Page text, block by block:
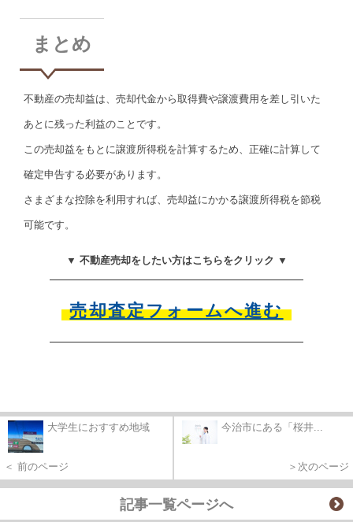
まとめ
不動産の売却益は、売却代金から取得費や譲渡費用を差し引いた
あとに残った利益のことです。
この売却益をもとに譲渡所得税を計算するため、正確に計算して
確定申告する必要があります。
さまざまな控除を利用すれば、売却益にかかる譲渡所得税を節税
可能です。
▼ 不動産売却をしたい方はこちらをクリック ▼
売却査定フォームへ進む
大学生におすすめ地域
＜ 前のページ
今治市にある「桜井...
＞次のページ
記事一覧ページへ